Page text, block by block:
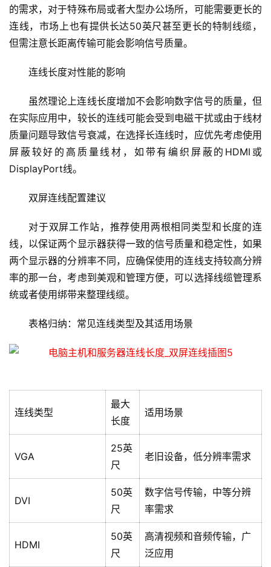
页
务
虚
机
术
的需求，对于特殊布局或者大型办公场所，可能需要更长的
连线，市场上也有提供长达50英尺甚至更长的特制线缆，
但需注意长距离传输可能会影响信号质量。
连线长度对性能的影响
虽然理论上连线长度增加不会影响数字信号的质量，但
在实际应用中，较长的连线可能会受到电磁干扰或由于线材
质量问题导致信号衰减，在选择长连线时，应优先考虑使用
屏蔽较好的高质量线材，如带有编织屏蔽的HDMI或
DisplayPort线。
双屏连线配置建议
对于双屏工作站，推荐使用两根相同类型和长度的连
线，以保证两个显示器获得一致的信号质量和稳定性，如果
两个显示器的分辨率不同，应确保使用的连线支持较高分辨
率的那一台，考虑到美观和管理方便，可以选择线缆管理系
统或者使用绑带来整理线缆。
表格归纳：常见连线类型及其适用场景
连线类型
最大
长度
适用场景
VGA
25英
尺
老旧设备，低分辨率需求
DVI
50英
尺
数字信号传输，中等分辨
率需求
HDMI
50英
尺
高清视频和音频传输，广
泛应用